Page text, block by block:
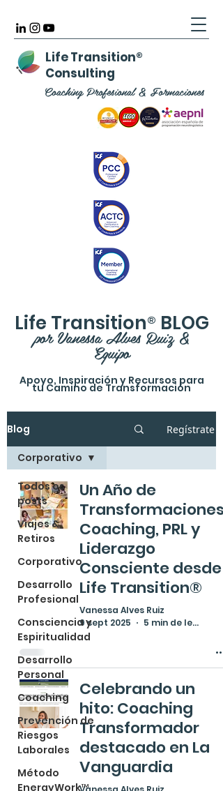
Life Transition®
Consulting
Coaching Profesional & Formaciones
Life Transition® BLOG
por Vanessa Alves Ruiz &
Equipo
Apoyo, Inspiración y Recursos para
tu Camino de Transformación
Blog Regístrate
Todos os
posts
Viajes &
Retiros
Corporativo
Desarrollo
Profesional
Consciencia y
Espiritualidad
Desarrollo
Personal
Coaching
Prevención de
Riesgos
Laborales
Método
EnergyWork™
Corporativo
Un Año de
Transformaciones:
Coaching, PRL y
Liderazgo
Consciente desde
Life Transition®
Vanessa Alves Ruiz
9 sept 2025
5 min de lectura
Celebrando un
hito: Coaching
Transformador
destacado en La
Vanguardia